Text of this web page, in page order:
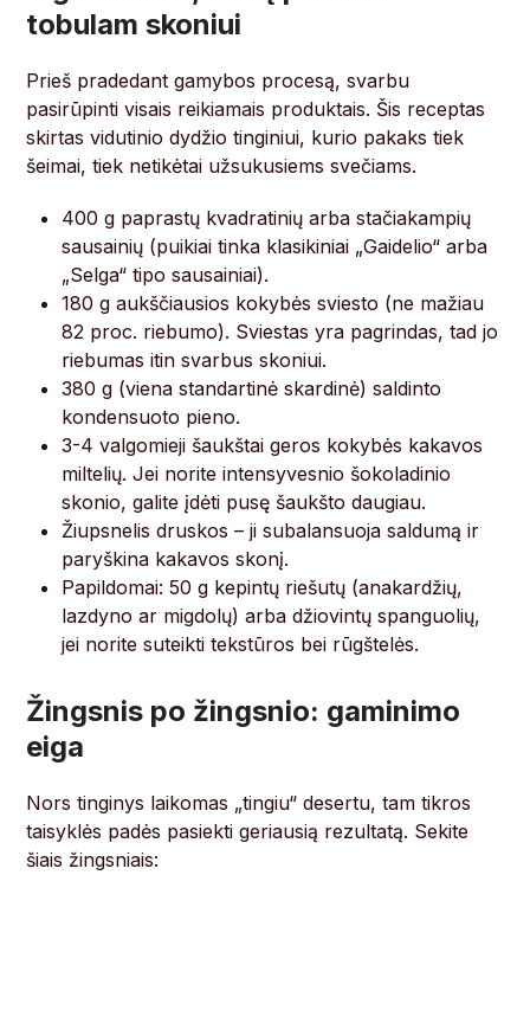
tobulam skoniui
Prieš pradedant gamybos procesą, svarbu
pasirūpinti visais reikiamais produktais. Šis receptas
skirtas vidutinio dydžio tinginiui, kurio pakaks tiek
šeimai, tiek netikėtai užsukusiems svečiams.
400 g paprastų kvadratinių arba stačiakampių
sausainių (puikiai tinka klasikiniai „Gaidelio“ arba
„Selga“ tipo sausainiai).
180 g aukščiausios kokybės sviesto (ne mažiau
82 proc. riebumo). Sviestas yra pagrindas, tad jo
riebumas itin svarbus skoniui.
380 g (viena standartinė skardinė) saldinto
kondensuoto pieno.
3-4 valgomieji šaukštai geros kokybės kakavos
miltelių. Jei norite intensyvesnio šokoladinio
skonio, galite įdėti pusę šaukšto daugiau.
Žiupsnelis druskos – ji subalansuoja saldumą ir
paryškina kakavos skonį.
Papildomai: 50 g kepintų riešutų (anakardžių,
lazdyno ar migdolų) arba džiovintų spanguolių,
jei norite suteikti tekstūros bei rūgštelės.
Žingsnis po žingsnio: gaminimo
eiga
Nors tinginys laikomas „tingiu“ desertu, tam tikros
taisyklės padės pasiekti geriausią rezultatą. Sekite
šiais žingsniais: